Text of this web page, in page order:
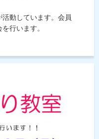
動しています。会員
行います。